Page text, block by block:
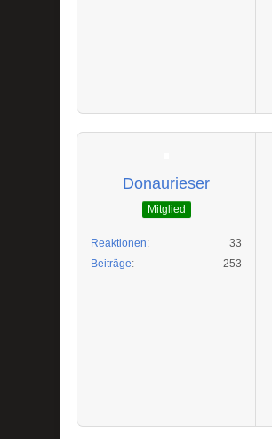
Donaurieser
Mitglied
Reaktionen
33
Beiträge
253